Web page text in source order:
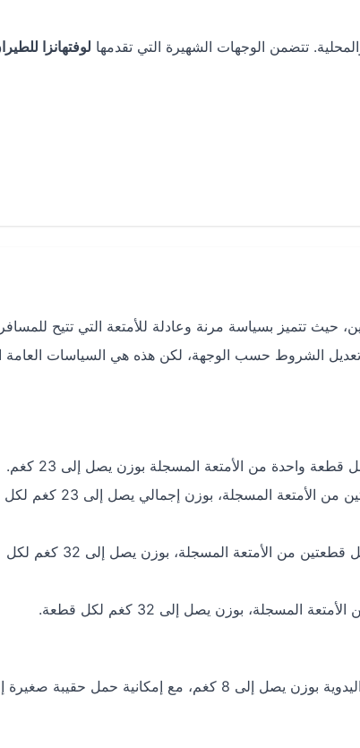
تتضمن الوجهات الشهيرة التي تقدمها لوفتهانزا
حيث تتميز بسياسة مرنة وعادلة للأمتعة التي تتيح
الشروط حسب الوجهة، لكن هذه هي السياسات العامة
واحدة من الأمتعة المسجلة بوزن يصل إلى 23 كغم.
يسمح بحمل قطعتين من الأمتعة المسجلة، بوزن إجمالي يصل إلى 23 كغم لكل
يمكن للمسافر حمل قطعتين من الأمتعة المسجلة، بوزن يصل إلى 32 كغم لكل
بوزن يصل إلى 32 كغم لكل قطعة.
يحق للمسافر حمل قطعة واحدة من الأمتعة اليدوية بوزن يصل إلى 8 كغم، مع إمكانية حمل